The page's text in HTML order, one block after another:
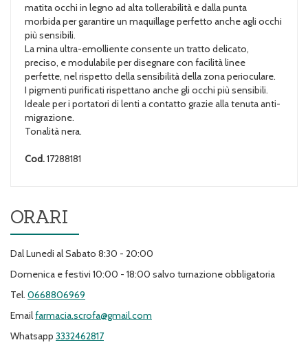
matita occhi in legno ad alta tollerabilità e dalla punta
morbida per garantire un maquillage perfetto anche agli occhi
più sensibili.
La mina ultra-emolliente consente un tratto delicato,
preciso, e modulabile per disegnare con facilità linee
perfette, nel rispetto della sensibilità della zona perioculare.
I pigmenti purificati rispettano anche gli occhi più sensibili.
Ideale per i portatori di lenti a contatto grazie alla tenuta anti-
migrazione.
Tonalità nera.
Cod.17288181
ORARI
Dal Lunedi al Sabato 8:30 - 20:00
Domenica e festivi 10:00 - 18:00 salvo turnazione obbligatoria
Tel. 0668806969
Emailfarmacia.scrofa@gmail.com
Whatsapp 3332462817